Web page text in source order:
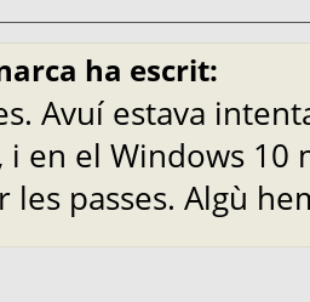
ha escrit:
Avuí estava
i en el Windows
les passes. Algù